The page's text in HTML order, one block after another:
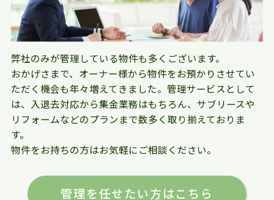
弊社のみが管理している物件も多くございます。
おかげさまで、オーナー様から物件をお預かりさせてい
ただく機会も年々増えてきました。管理サービスとして
は、入退去対応から集金業務はもちろん、サブリースや
リフォームなどのプランまで数多く取り揃えておりま
す。
物件をお持ちの方はお気軽にご相談ください。
管理を任せたい方はこちら